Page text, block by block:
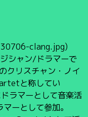
clang.jpg)
シャン/ドラマーで
クリスチャン・ノイ
と称してい
ラマーとして音楽活
ーとして参加。